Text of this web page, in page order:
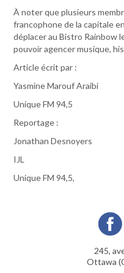
À noter que plusieurs
francophone de la capitale
déplacer au Bistro Rainbow
pouvoir agencer musique,
Article écrit par :
Yasmine Marouf Araibi
Unique FM 94,5
Reportage :
Jonathan Desnoyers
IJL
Unique FM 94,5,
245,
Ottawa